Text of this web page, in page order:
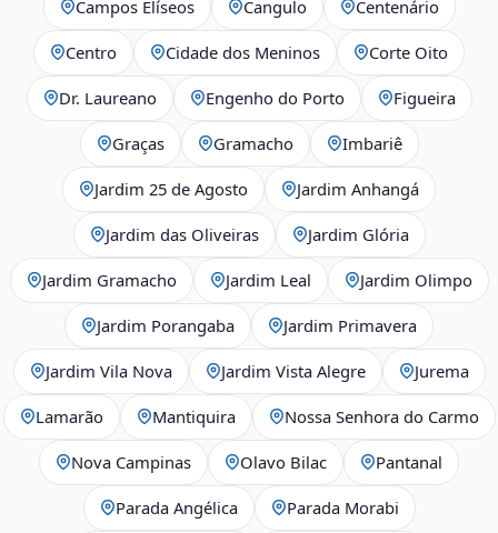
Campos Elíseos Cangulo Centenário
Centro Cidade dos Meninos Corte Oito
Dr. Laureano Engenho do Porto Figueira
Graças Gramacho Imbariê
Jardim 25 de Agosto Jardim Anhangá
Jardim das Oliveiras Jardim Glória
Jardim Gramacho Jardim Leal Jardim Olimpo
Jardim Porangaba Jardim Primavera
Jardim Vila Nova Jardim Vista Alegre Jurema
Lamarão Mantiquira Nossa Senhora do Carmo
Nova Campinas Olavo Bilac Pantanal
Parada Angélica Parada Morabi